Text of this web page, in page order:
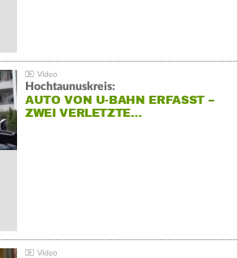
Hochtaunuskreis:
AUTO VON U-BAHN ERFASST –
ZWEI VERLETZTE…